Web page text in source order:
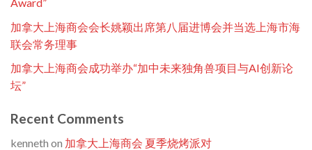
加拿大上海商会会长姚颖出席第八届进博会并当选上海市海
联会常务理事
加拿大上海商会成功举办“加中未来独角兽项目与AI创新论
坛”
Recent Comments
kenneth on 加拿大上海商会 夏季烧烤派对